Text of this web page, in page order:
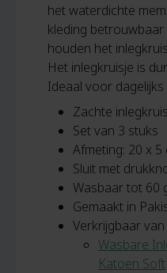
het waterdichte
kleding
houden het
Het inlegkruisje is
Ideaal voor dagelijks
Zachte
Set van 3 stuks
Afmeting: 20 x
Sluit met
Wasbaar tot 60
Gemaakt in
Verkrijgbaar
Wasbare
Katoen Soft